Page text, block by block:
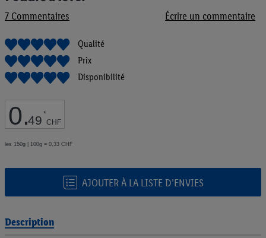
7 Commentaires Écrire un commentaire
Qualité
Prix
Disponibilité
0.49 *
CHF
les 150g | 100g = 0,33 CHF
AJOUTER À LA LISTE D’ENVIES
la
d’images
Description